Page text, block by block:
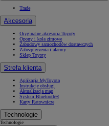
Trade
Akcesoria
Oryginalne akcesoria Toyoty
Opony i koła zimowe
Zabudowy samochodów dostawczych
Zabezpieczenia i alarmy
Sklep Toyoty
Strefa klienta
Aplikacja MyToyota
Instrukcje obsługi
Aktualizacja map
System Bluetooth®
Karty Ratownicze
Technologie
Technologie